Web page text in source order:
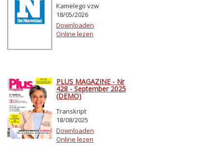
Kamelego vzw
18/05/2026
Downloaden
Online lezen
PLUS MAGAZINE - Nr
428 - September 2025
(DEMO)
Transkript
18/08/2025
Downloaden
Online lezen